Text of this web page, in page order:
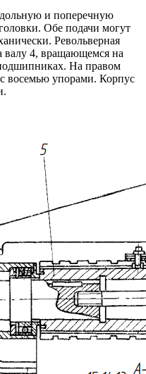
и поперечную
Обе подачи могут
Револьверная
валу 4, вращающемся на
На правом
с восемью упорами. Корпус